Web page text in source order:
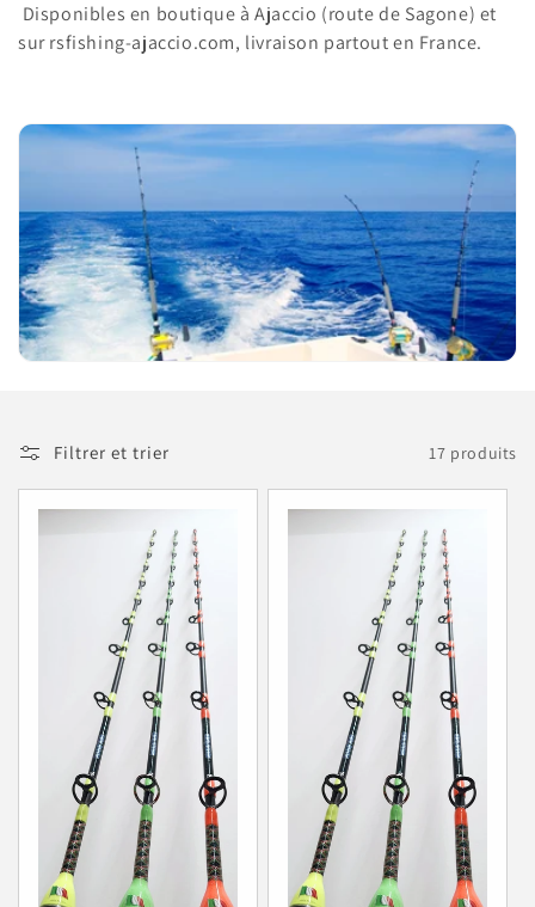
Disponibles en boutique à Ajaccio (route de Sagone) et
sur rsfishing-ajaccio.com, livraison partout en France.
Filtrer et trier 17 produits